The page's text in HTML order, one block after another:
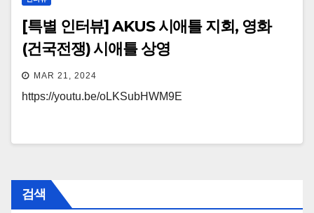
[특별 인터뷰] AKUS 시애틀 지회, 영화
(건국전쟁) 시애틀 상영
MAR 21, 2024
https://youtu.be/oLKSubHWM9E
검색